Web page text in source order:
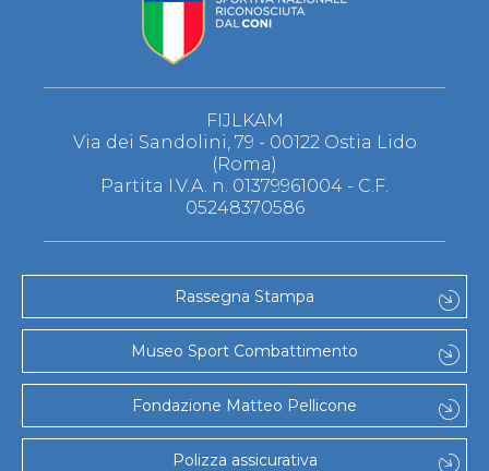
FIJLKAM
Via dei Sandolini, 79 - 00122 Ostia Lido
(Roma)
Partita I.V.A. n. 01379961004 - C.F.
05248370586
Rassegna Stampa
Museo Sport Combattimento
Fondazione Matteo Pellicone
Polizza assicurativa